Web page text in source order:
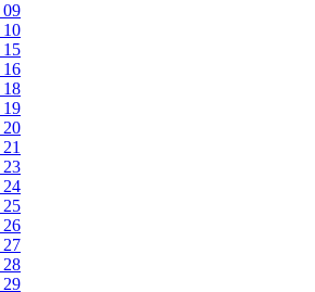
09
10
15
16
18
19
20
23
24
25
26
27
28
29